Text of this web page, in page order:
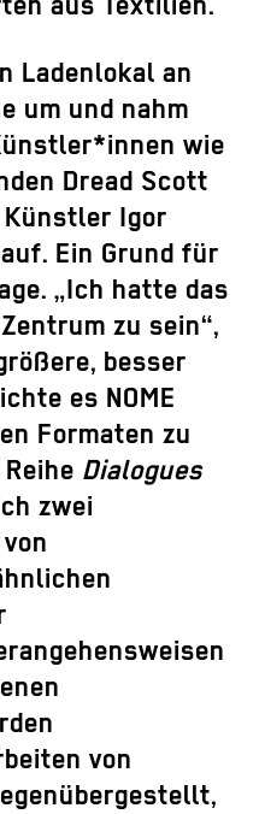
Ladenlokal an
um und nahm
wie
Dread Scott
Igor
Ein Grund für
„Ich hatte das
zu sein“,
besser
es NOME
Formaten zu
Dialogues
zwei
von